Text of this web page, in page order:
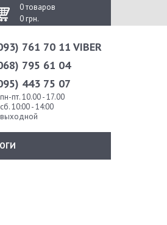
0 товаров
0 грн.
761 70 11 VIBER
795 61 04
443 75 07
пн-пт. 10.00 - 17.00
сб. 10:00 - 14:00
выходной